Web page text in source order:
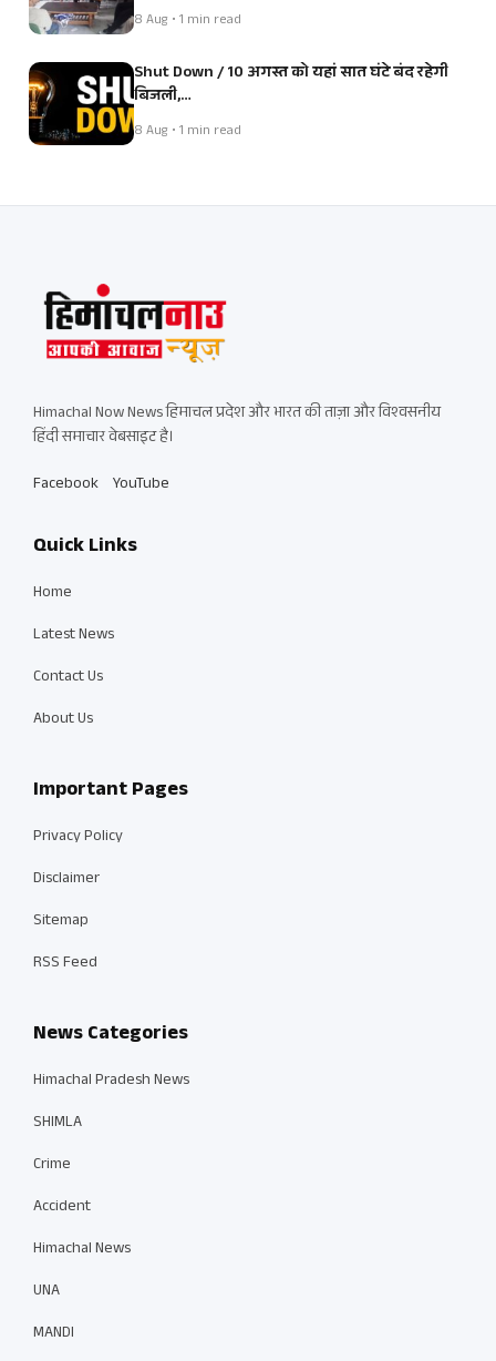
8 Aug • 1 min read
Shut Down / 10 अगस्त को यहां सात घंटे बंद रहेगी
बिजली,…
8 Aug • 1 min read
Himachal Now News हिमाचल प्रदेश और भारत की ताज़ा और विश्वसनीय
हिंदी समाचार वेबसाइट है।
Facebook YouTube
Quick Links
Home
Latest News
Contact Us
About Us
Important Pages
Privacy Policy
Disclaimer
Sitemap
RSS Feed
News Categories
Himachal Pradesh News
SHIMLA
Crime
Accident
Himachal News
UNA
MANDI